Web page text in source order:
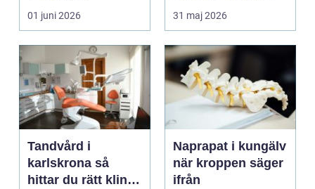
arbetsdagar på hårda
golv, ...
01 juni 2026
och trygghet...
31 maj 2026
Tandvård i
karlskrona så
hittar du rätt klinik
Naprapat i kungälv
när kroppen säger
ifrån